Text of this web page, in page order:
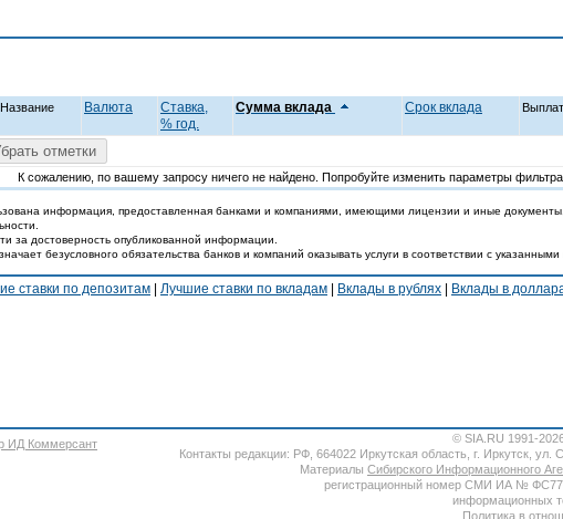
Название Валюта
Ставка,
% год.
Cумма вклада Срок вклада
отметки
К сожалению, по вашему запросу ничего не найдено. Попробуйте изменить параметры фильтра.
информация, предоставленная банками и компаниями, имеющими лицензии и иные
за достоверность опубликованной информации.
безусловного обязательства банков и компаний оказывать услуги в соответствии с
ставки по депозитам Лучшие ставки по вкладам Вклады в рублях Вклады в
© SIA.RU 1991-
Контакты редакции: РФ, 664022 Иркутская область, г. Иркутск,
Материалы Сибирского Информационного
регистрационный номер СМИ ИА № ФС77-
информационных
Политика в